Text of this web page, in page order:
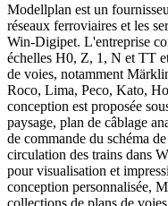
Modellplan est un
réseaux ferroviaires et les
Win-Digipet. L'entreprise
échelles H0, Z, 1, N et TT
de voies, notamment
Roco, Lima, Peco, Kato,
conception est proposée
paysage, plan de câblage
de commande du schéma
circulation des trains dans
pour visualisation et
conception personnalisée,
collections de plans de